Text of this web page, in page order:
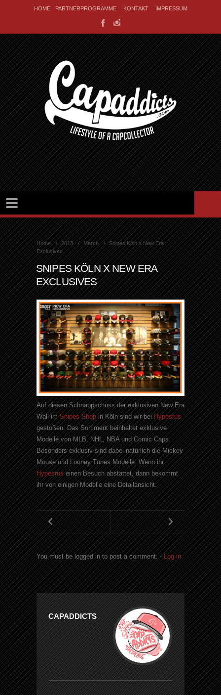
HOME PARTNERPROGRAMME KONTAKT IMPRESSUM
Home 2013 March
Snipes Köln x New Era
Exclusives
SNIPES KÖLN X NEW ERA
EXCLUSIVES
Auf diesen Schnappschuss der exklusiven New Era
Wall imSnipes Shopin Köln sind wir beiHypesrus
gestoßen. Das Sortiment beinhaltet exklusive
Modelle von MLB, NHL, NBA und Comic Caps.
Besonders exklusiv sind dabei natürlich die Mickey
Mouse und Looney Tunes Modelle. Wenn ihr
Hypesruseinen Besuch abstattet, dann bekommt
ihr von einigen Modelle eine Detailansicht.
You must be logged in to post a comment. -Log in
CAPADDICTS